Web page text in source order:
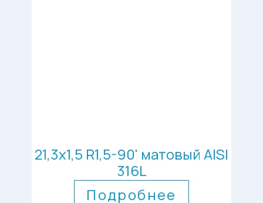
21,3х1,5 R1,5-90' матовый AISI
316L
Подробнее